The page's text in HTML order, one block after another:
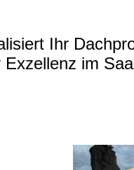
Ihr
Exzellenz im